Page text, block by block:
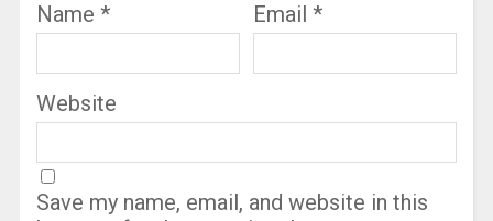
Name * Email *
Website
Save my name, email, and website in this